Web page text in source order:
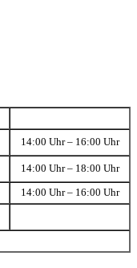
14:00 Uhr – 16:00 Uhr
14:00 Uhr – 18:00 Uhr
14:00 Uhr – 16:00 Uhr